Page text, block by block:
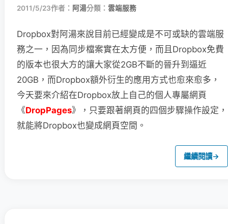
2011/5/23作者： 阿湯分類： 雲端服務
Dropbox對阿湯來說目前已經變成是不可或缺的雲端服
務之一，因為同步檔案實在太方便，而且Dropbox免費
的版本也很大方的讓大家從2GB不斷的晉升到逼近
20GB，而Dropbox額外衍生的應用方式也愈來愈多，
今天要來介紹在Dropbox放上自己的個人專屬網頁
《DropPages》，只要跟著網頁的四個步驟操作設定，
就能將Dropbox也變成網頁空間。
繼續閱讀→